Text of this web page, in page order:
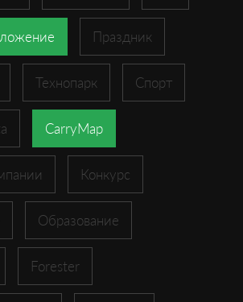
Праздник
Технопарк Спорт
CarryMap
Конкурс
Образование
Forester